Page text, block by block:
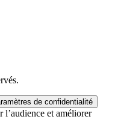
de confidentialité
l’audience et améliorer